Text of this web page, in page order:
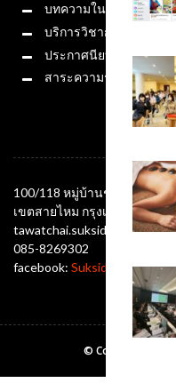
บทความในสื่อ
บริการวิชาการ
ประกาศนียบัตร
สาระความรู้
100/118 หมู่บ้านชัยพฤกษ์ ซอย
เขตสายไหม กรุงเทพมหานคร
085-8269302
facebook: Suksida Tonrak
© Copyright